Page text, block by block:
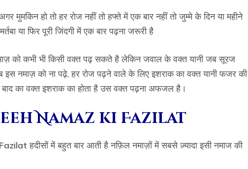
मुमकिन हो तो हर रोज नहीं तो हफ्ते में एक बार नहीं तो जुम्मे के दिन या महीने
या फिर पूरी जिंदगी में एक बार पढ़ना जरूरी है
को कभी भी किसी वक्त पढ़ सकते है लेकिन जवाल के वक्त यानी जब सूरज
नमाज़ को ना पढ़े, हर रोज पढ़ने वाले के लिए इशराक का वक्त यानी फजर की
का वक्त इशराक का होता है उस वक्त पढ़ना अफजल है।
Namaz ki Fazilat
हदीसों में बहुत बार आती है नफ़िल नमाज़ों में सबसे ज़्यादा इसी नमाज की